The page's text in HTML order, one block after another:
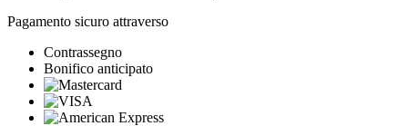
Pagamento sicuro attraverso
Contrassegno
Bonifico anticipato